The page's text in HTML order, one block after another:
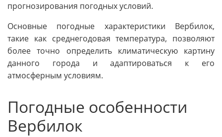
прогнозирования погодных условий.
Основные погодные характеристики Вербилок,
такие как среднегодовая температура, позволяют
более точно определить климатическую картину
данного города и адаптироваться к его
атмосферным условиям.
Погодные особенности
Вербилок